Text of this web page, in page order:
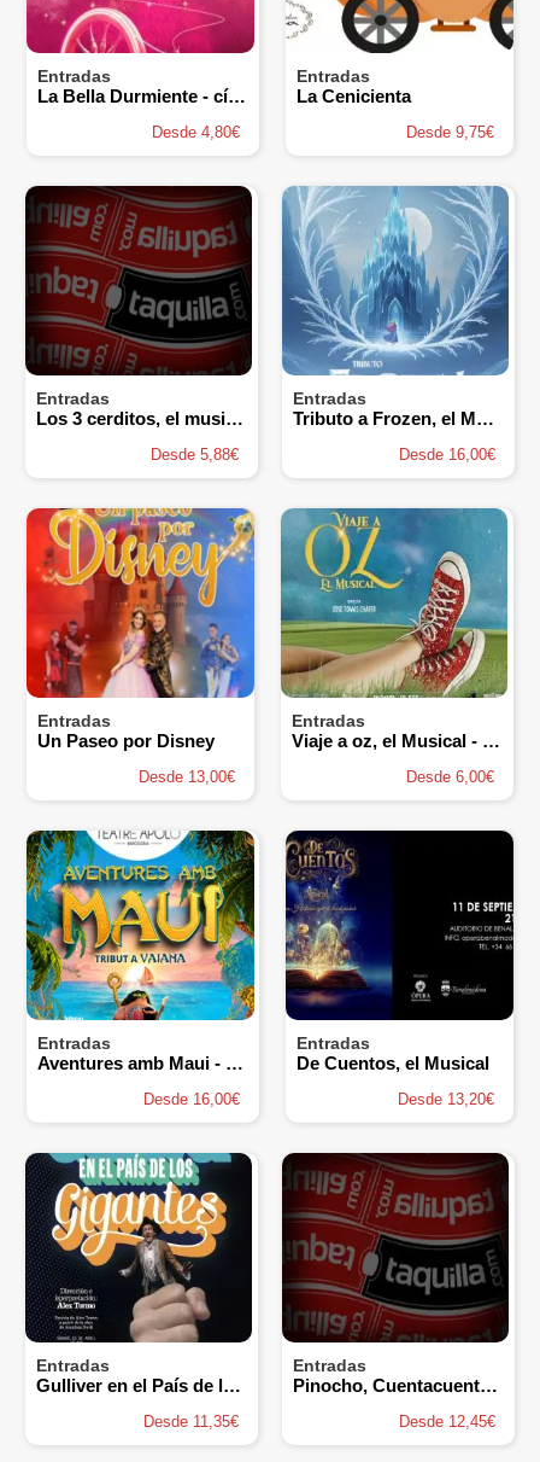
Entradas
La Bella Durmiente - cía Trencadís
Desde 4,80€
Entradas
La Cenicienta
Desde 9,75€
Entradas
Los 3 cerditos, el musical Alguazas
Desde 5,88€
Entradas
Tributo a Frozen, el Musical - Proscenium Teatro Musical
Desde 16,00€
Entradas
Un Paseo por Disney
Desde 13,00€
Entradas
Viaje a oz, el Musical - Trencadís Produccions
Desde 6,00€
Entradas
Aventures amb Maui - Tribut a Vaiana
Desde 16,00€
Entradas
De Cuentos, el Musical
Desde 13,20€
Entradas
Gulliver en el País de los Gigantes
Desde 11,35€
Entradas
Pinocho, Cuentacuentos Musical
Desde 12,45€